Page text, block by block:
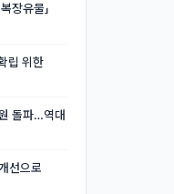
장유물」
립 위한
돌파…역대
선으로